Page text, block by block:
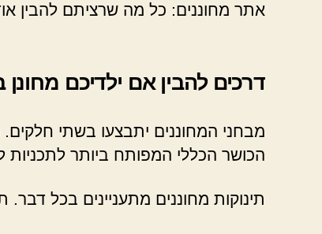
אתר מחוננים: כל מה שרציתם להבין
דרכים להבין אם ילדיכם
מבחני המחוננים יתבצעו בשתי
הכושר הכללי המפותח ביותר לתכניות
תינוקות מחוננים מתעניינים בכל